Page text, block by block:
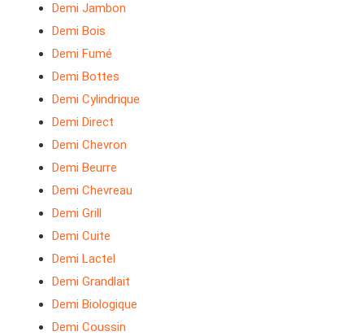
Demi Jambon
Demi Bois
Demi Fumé
Demi Bottes
Demi Cylindrique
Demi Direct
Demi Chevron
Demi Beurre
Demi Chevreau
Demi Grill
Demi Cuite
Demi Lactel
Demi Grandlait
Demi Biologique
Demi Coussin